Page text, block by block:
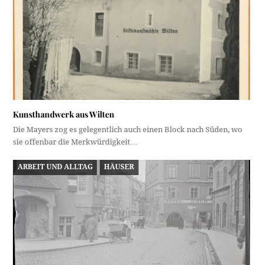
Kunsthandwerk aus Wilten
Die Mayers zog es gelegentlich auch einen Block nach Süden, wo
sie offenbar die Merkwürdigkeit…
ARBEIT UND ALLTAG HÄUSER